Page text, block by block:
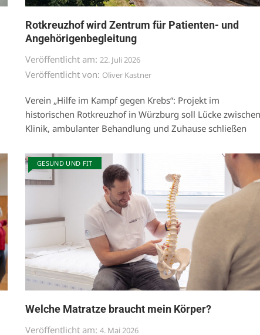
Rotkreuzhof wird Zentrum für Patienten- und
Angehörigenbegleitung
Veröffentlicht am: 22. Juli 2026
Veröffentlicht von: Oliver Kastner
Verein „Hilfe im Kampf gegen Krebs“: Projekt im
historischen Rotkreuzhof in Würzburg soll Lücke zwischen
Klinik, ambulanter Behandlung und Zuhause schließen
GESUND UND FIT
Welche Matratze braucht mein Körper?
Veröffentlicht am: 4. Mai 2026